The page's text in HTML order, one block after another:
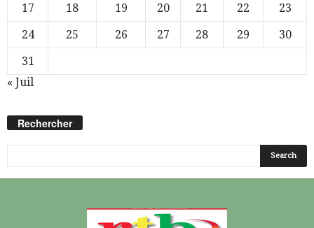
17
18 19 20 21 22
23
24
25 26 27 28 29
30
31
« Juil
Rechercher